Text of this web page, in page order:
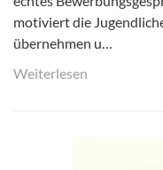
motiviert die
übernehmen u…
Weiterlesen